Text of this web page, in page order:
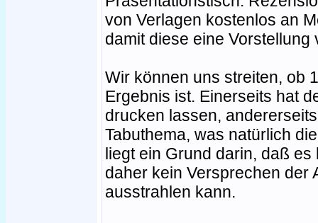
von Verlagen kostenlos an
damit diese eine
Wir können uns streiten, ob
Ergebnis ist. Einerseits hat
drucken lassen,
Tabuthema, was natürlich
liegt ein Grund darin, daß
daher kein Versprechen der
ausstrahlen kann.